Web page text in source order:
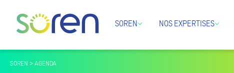
SOREN NOS EXPERTISES
SOREN > AGENDA